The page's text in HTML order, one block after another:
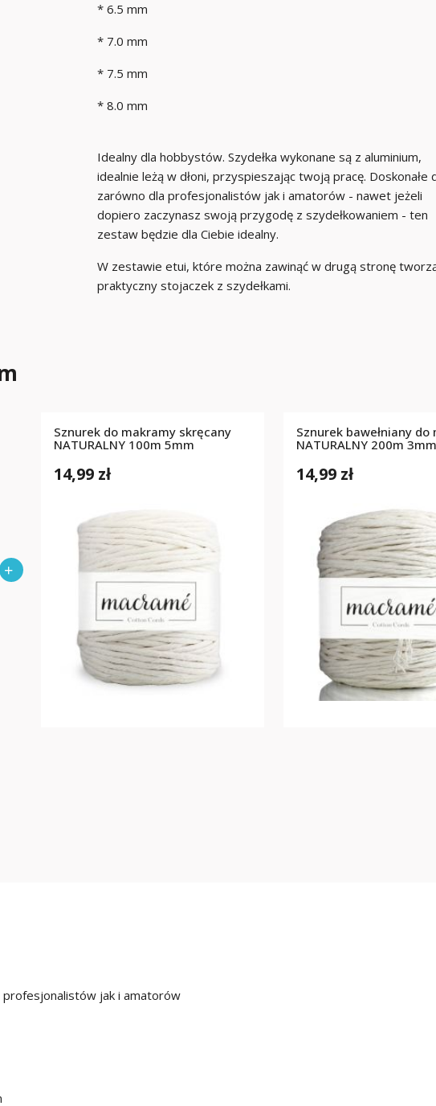
* 6.5 mm
* 7.0 mm
* 7.5 mm
* 8.0 mm
Idealny dla hobbystów. Szydełka wykonane są z aluminium,
idealnie leżą w dłoni, przyspieszając twoją pracę. Doskonałe
zarówno dla profesjonalistów jak i amatorów - nawet jeżeli
dopiero zaczynasz swoją przygodę z szydełkowaniem - ten
zestaw będzie dla Ciebie idealny.
W zestawie etui, które można zawinąć w drugą stronę
praktyczny stojaczek z szydełkami.
Sznurek do makramy skręcany
NATURALNY 100m 5mm
14,99 zł
Sznurek bawełniany do
NATURALNY 200m 3mm
14,99 zł
profesjonalistów jak i amatorów